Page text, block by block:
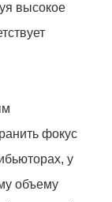
высокое
фокус
у
объему